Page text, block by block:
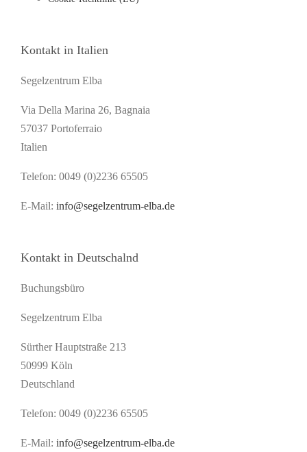
Kontakt in Italien
Segelzentrum Elba
Via Della Marina 26, Bagnaia
57037 Portoferraio
Italien
Telefon: 0049 (0)2236 65505
E-Mail: info@segelzentrum-elba.de
Kontakt in Deutschalnd
Buchungsbüro
Segelzentrum Elba
Sürther Hauptstraße 213
50999 Köln
Deutschland
Telefon: 0049 (0)2236 65505
E-Mail: info@segelzentrum-elba.de